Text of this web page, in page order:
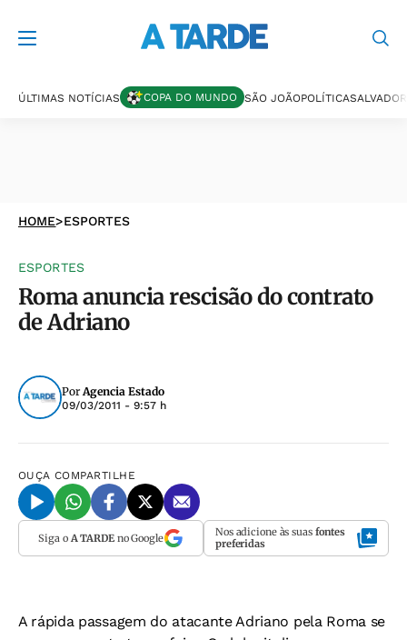
ÚLTIMAS NOTÍCIAS COPA DO MUNDO SÃO JOÃOPOLÍTICASALVADOR
HOME>ESPORTES
ESPORTES
Roma anuncia rescisão do contrato
de Adriano
PorAgencia Estado
09/03/2011 - 9:57 h
OUÇA COMPARTILHE
Siga o A TARDEno Google Nos adicione às suas fontes
preferidas
A rápida passagem do atacante Adriano pela Roma se